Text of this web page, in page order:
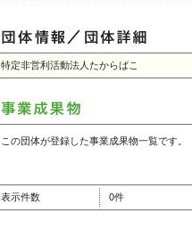
特定非営利活動法人たからばこ
この団体が登録した事業成果物一覧です。
表示件数 0件